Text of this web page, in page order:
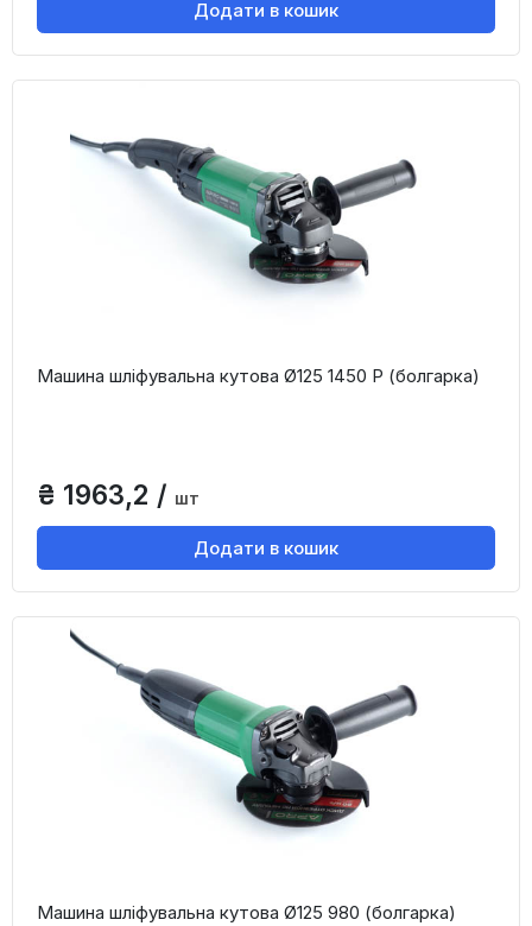
Додати в кошик
Машина шліфувальна кутова Ø125 1450 Р (болгарка)
₴ 1963,2 / шт
Додати в кошик
Машина шліфувальна кутова Ø125 980 (болгарка)